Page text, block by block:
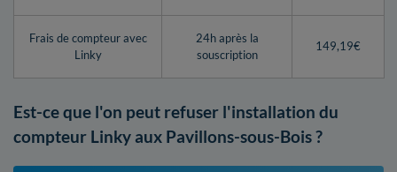
Frais de compteur avec
Linky
24h après la
souscription
149,19€
Est-ce que l'on peut refuser l'installation du
compteur Linky aux Pavillons-sous-Bois ?